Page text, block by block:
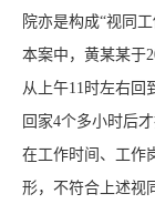
院亦是构成“视同工
本案中，黄某某于
从上午11时左右回
回家4个多小时后
在工作时间、工作
形，不符合上述视